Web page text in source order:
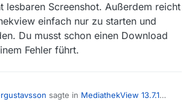
lesbaren Screenshot. Außerdem reicht
einfach nur zu starten und
Du musst schon einen Download
Fehler führt.
sagte in MediathekView 13.7.1